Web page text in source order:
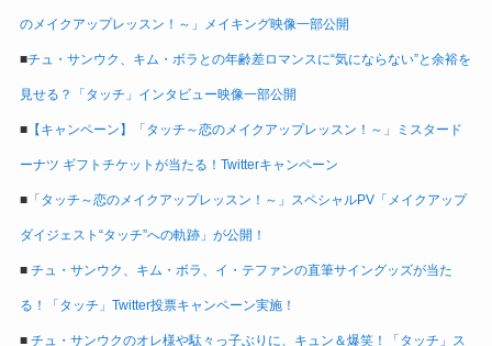
のメイクアップレッスン！～」メイキング映像一部公開
■チュ・サンウク、キム・ボラとの年齢差ロマンスに“気にならない”と余裕を
見せる？「タッチ」インタビュー映像一部公開
■【キャンペーン】「タッチ～恋のメイクアップレッスン！～」ミスタード
ーナツ ギフトチケットが当たる！Twitterキャンペーン
■「タッチ～恋のメイクアップレッスン！～」スペシャルPV「メイクアップ
ダイジェスト“タッチ”への軌跡」が公開！
■ チュ・サンウク、キム・ボラ、イ・テファンの直筆サイングッズが当た
る！「タッチ」Twitter投票キャンペーン実施！
■ チュ・サンウクのオレ様や駄々っ子ぶりに、キュン＆爆笑！「タッチ」ス